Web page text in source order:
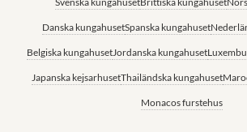
Danska kungahusetSpanska kungahuset
Belgiska kungahusetJordanska kungahuset
Japanska kejsarhusetThailändska kungahuset
Monacos furstehus